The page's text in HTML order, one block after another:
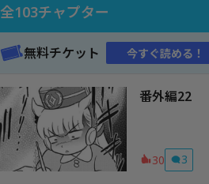
全103チャプター
無料チケット 今すぐ読める！
番外編22
30 3